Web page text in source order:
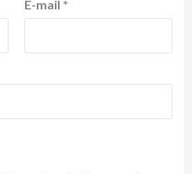
E-mail *